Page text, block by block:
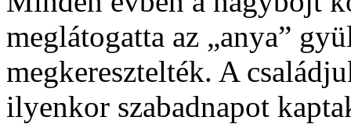
meglátogatta az „anya”
megkeresztelték. A
ilyenkor szabadnapot